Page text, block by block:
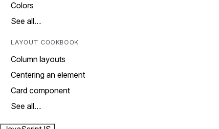
Colors
See all…
LAYOUT COOKBOOK
Column layouts
Centering an element
Card component
See all…